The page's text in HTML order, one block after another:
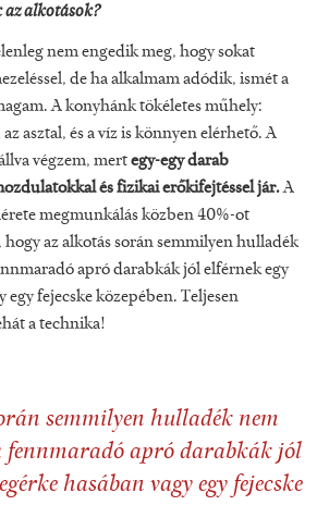
az alkotások?
nem engedik meg, hogy sokat
de ha alkalmam adódik, ismét a
A konyhánk tökéletes műhely:
asztal, és a víz is könnyen elérhető. A
végzem, mertegy-egy darab
és fizikai erőkifejtéssel jár.A
megmunkálás közben 40%-ot
az alkotás során semmilyen hulladék
apró darabkák jól elférnek egy
egy fejecske közepében. Teljesen
a technika!
semmilyen hulladék nem
fennmaradó apró darabkák jól
hasában vagy egy fejecske